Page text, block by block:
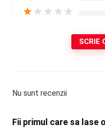
★ ★ ★ ★ ★
SCRIE
Nu sunt recenzii
Fii primul care sa lase